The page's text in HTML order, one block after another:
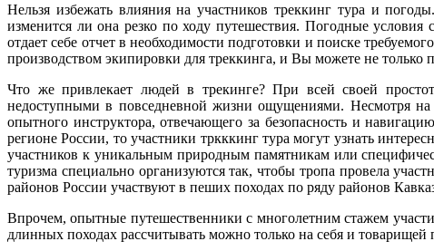
Нельзя избежать влияния на участников треккинг тура и
изменится ли она резко по ходу путешествия. Погодные
отдает себе отчет в необходимости подготовки и поиске
производством экипировки для треккинга, и Вы можете не только
Что же привлекает людей в трекинге? При всей своей
недоступными в повседневной жизни ощущениями. Несмотря
опытного инструктора, отвечающего за безопасность и
регионе России, то участники тркккинг тура могут узнать
участников к уникальным природным памятникам или
туризма специально организуются так, чтобы тропа провела
районов России участвуют в пеших походах по ряду районов
Впрочем, опытные путешественники с многолетним стажем
длинных походах рассчитывать можно только на себя и